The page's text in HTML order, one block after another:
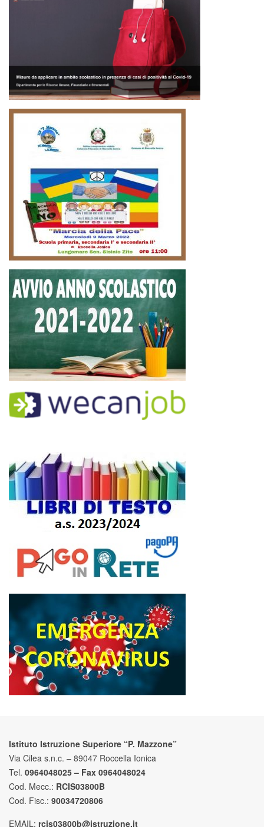
Istituto Istruzione Superiore “P. Mazzone”
Via Cilea s.n.c. – 89047 Roccella Ionica
Tel. 0964048025 – Fax 0964048024
Cod. Mecc.: RCIS03800B
Cod. Fisc.: 90034720806
EMAIL: rcis03800b@istruzione.it